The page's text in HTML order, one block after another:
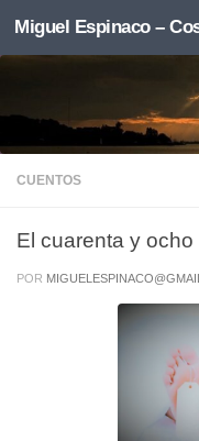
Skip to content
Miguel Espinaco –
CUENTOS
El cuarenta y ocho
POR